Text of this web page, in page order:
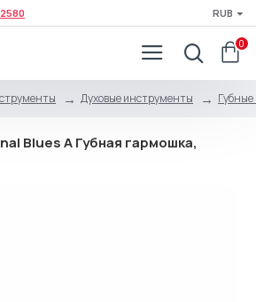
RUB
0
Духовые инструменты
Blues A Губная гармошка,